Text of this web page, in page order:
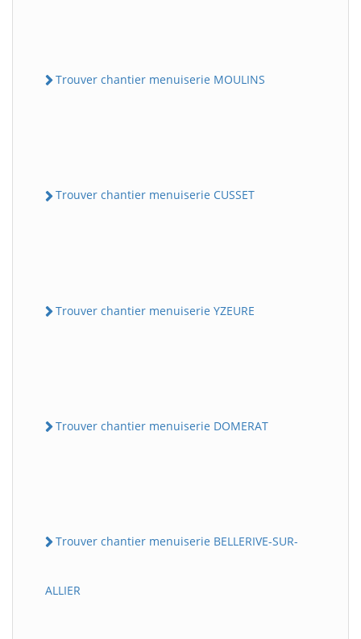
Trouver chantier menuiserie MOULINS
Trouver chantier menuiserie CUSSET
Trouver chantier menuiserie YZEURE
Trouver chantier menuiserie DOMERAT
Trouver chantier menuiserie BELLERIVE-SUR-
ALLIER